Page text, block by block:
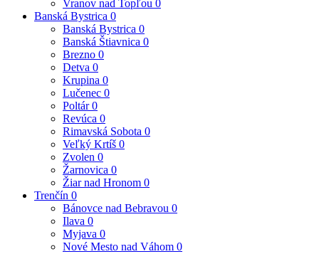
Vranov nad Topľou 0
Banská Bystrica 0
Banská Bystrica 0
Banská Štiavnica 0
Brezno 0
Detva 0
Krupina 0
Lučenec 0
Poltár0
Revúca 0
Rimavská Sobota 0
Veľký Krtíš 0
Zvolen 0
Žarnovica 0
Žiar nad Hronom 0
Trenčín 0
Bánovce nad Bebravou 0
Ilava 0
Myjava 0
Nové Mesto nad Váhom 0